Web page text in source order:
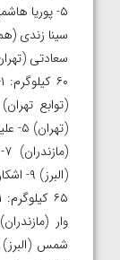
سعادتی (تهران) ۱۰- علیرضا خراری
(البرز) ۹- اشکان مجریان (مازندران) ۱۰- پرهام نادری (البرز)